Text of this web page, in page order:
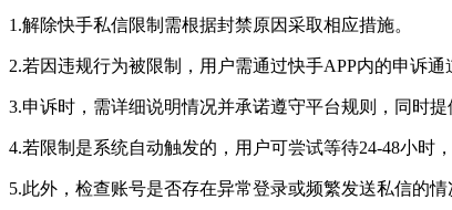
1.解除快手私信限制需根据封禁原因采取相应措施。
2.若因违规行为被限制，用户需通过快手APP内的申诉通
3.申诉时，需详细说明情况并承诺遵守平台规则，同时提
4.若限制是系统自动触发的，用户可尝试等待24-48小时
5.此外，检查账号是否存在异常登录或频繁发送私信的